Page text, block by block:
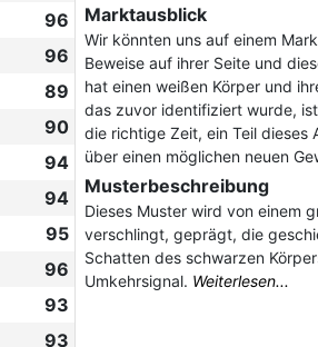
96
96
89
90
94
94
95
96
93
93
Marktausblick
Wir könnten uns auf einem
Beweise auf ihrer Seite und
hat einen weißen Körper und
das zuvor identifiziert wurde,
die richtige Zeit, ein Teil
über einen möglichen neuen
Musterbeschreibung
Dieses Muster wird von einem
verschlingt, geprägt, die
Schatten des schwarzen
Umkehrsignal. Weiterlesen...